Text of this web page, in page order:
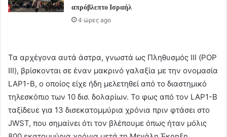
απρόβλεπτο Ισραήλ
4 ώρες ago
Τα αρχέγονα αυτά άστρα, γνωστά ως Πληθυσμός ΙΙΙ (POP
III), βρίσκονται σε έναν μακρινό γαλαξία με την ονομασία
LAP1-B, ο οποίος είχε ήδη μελετηθεί από το διαστημικό
τηλεσκόπιο των 10 δισ. δολαρίων. Το φως από τον LAP1-B
ταξίδευε για 13 δισεκατομμύρια χρόνια πριν φτάσει στο
JWST, που σημαίνει ότι τον βλέπουμε όπως ήταν μόλις